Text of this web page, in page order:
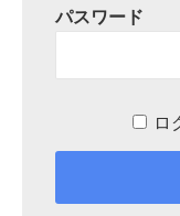
パスワード
ロ